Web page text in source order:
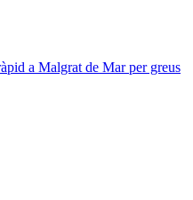
a Malgrat de Mar per greus